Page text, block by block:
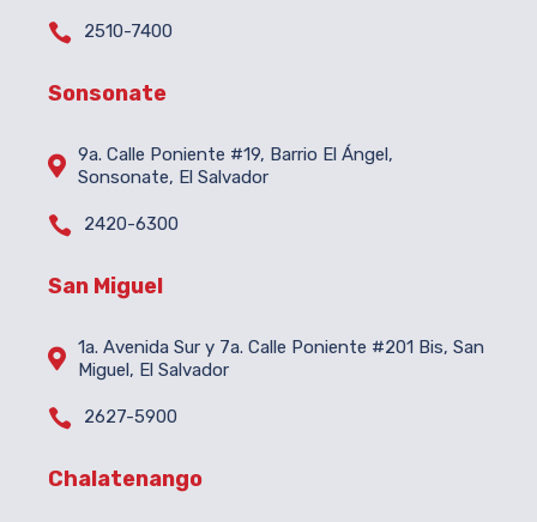
 2510-7400
Sonsonate
 9a. Calle Poniente #19, Barrio El Ángel,
Sonsonate, El Salvador
 2420-6300
San Miguel
 1a. Avenida Sur y 7a. Calle Poniente #201 Bis, San
Miguel, El Salvador
 2627-5900
Chalatenango